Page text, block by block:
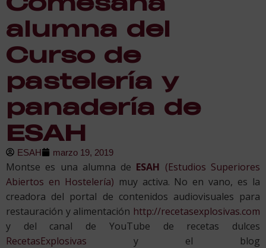
alumna del
Curso de
pastelería y
panadería de
ESAH
ESAH marzo 19, 2019
Montse es una alumna de ESAH (Estudios Superiores
Abiertos en Hostelería) muy activa. No en vano, es la
creadora del portal de contenidos audiovisuales para
restauración y alimentación http://recetasexplosivas.com
y del canal de YouTube de recetas dulces
RecetasExplosivas y el blog